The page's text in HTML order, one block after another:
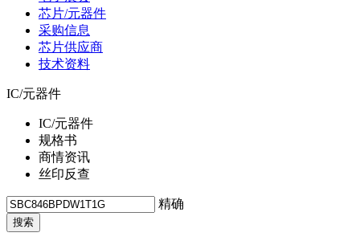
芯片/元器件
采购信息
芯片供应商
技术资料
IC/元器件
IC/元器件
规格书
商情资讯
丝印反查
精确